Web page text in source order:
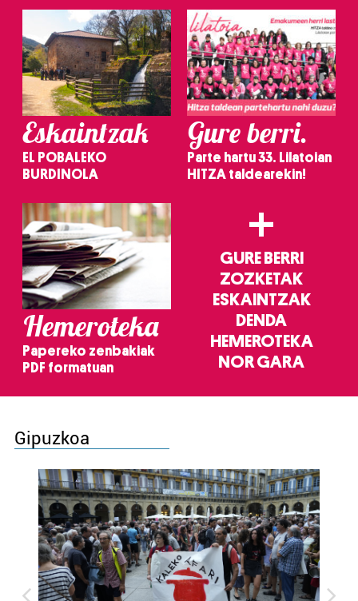
Eskaintzak
EL POBALEKO
BURDINOLA
Gure berri.
Parte hartu 33. Lilatoian
HITZA taldearekin!
Hemeroteka
Papereko zenbakiak
PDF formatuan
+
GURE BERRI
ZOZKETAK
ESKAINTZAK
DENDA
HEMEROTEKA
NOR GARA
Gipuzkoa